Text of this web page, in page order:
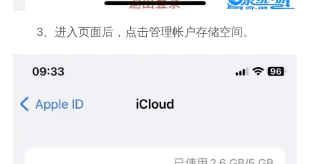
3、进入页面后，点击管理帐户存储空间。